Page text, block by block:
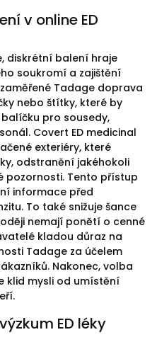
v online ED
diskrétní balení hraje
soukromí a zajištění
Tadage doprava
nebo štítky, které by
pro sousedy,
Covert ED medicinal
exteriéry, které
odstranění jakéhokoli
pozornosti. Tento přístup
informace před
To také snižuje šance
nemají ponětí o cenné
kladou důraz na
Tadage za účelem
Nakonec, volba
klid mysli od umístění
ED léky